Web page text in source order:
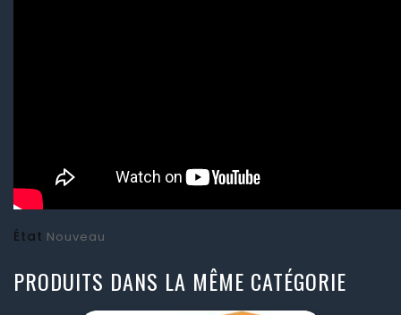
État Nouveau
PRODUITS DANS LA MÊME CATÉGORIE